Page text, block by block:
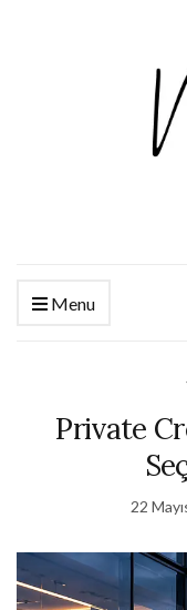
Menu
Private
22